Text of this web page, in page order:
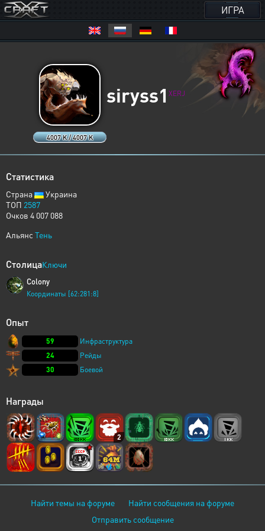
ИГРА
4007 K / 4007 K
siryss1 XERJ
Статистика
Страна
Украина
ТОП 2587
Очков 4 007 088
Альянс Тень
СтолицаКлючи
Colony
Координаты [62:281:8]
Опыт
59
Инфраструктура
24
Рейды
30
Боевой
Награды
2
Найти темы на форуме
Найти сообщения на форуме
Отправить сообщение